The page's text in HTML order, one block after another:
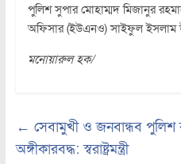
পুলিশ সুপার মোহাম্মদ মিজানুর
অফিসার (ইউএনও) সাইফুল ইসলাম
মনোয়ারুল হক/
← সেবামুখী ও জনবান্ধব পুলিশ
অঙ্গীকারবদ্ধ: স্বরাষ্ট্রমন্ত্রী